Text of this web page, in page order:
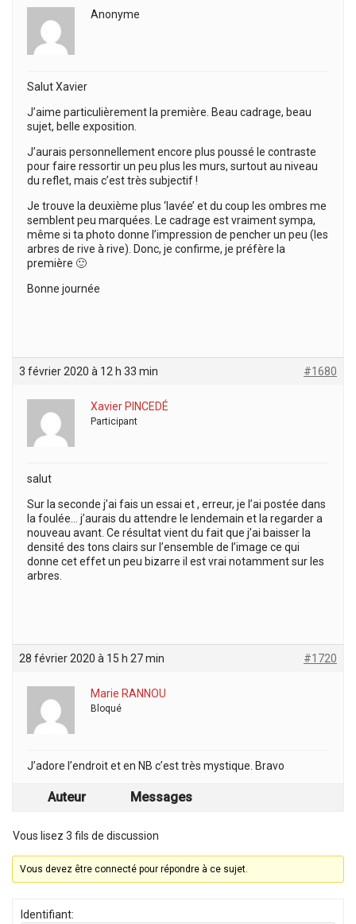
Anonyme
Salut Xavier
J’aime particulièrement la première. Beau cadrage, beau
sujet, belle exposition.
J’aurais personnellement encore plus poussé le contraste
pour faire ressortir un peu plus les murs, surtout au niveau
du reflet, mais c’est très subjectif !
Je trouve la deuxième plus ‘lavée’ et du coup les ombres me
semblent peu marquées. Le cadrage est vraiment sympa,
même si ta photo donne l’impression de pencher un peu (les
arbres de rive à rive). Donc, je confirme, je préfère la
première 🙂
Bonne journée
3 février 2020 à 12 h 33 min #1680
Xavier PINCEDÉ
Participant
salut
Sur la seconde j’ai fais un essai et , erreur, je l’ai postée dans
la foulée… j’aurais du attendre le lendemain et la regarder a
nouveau avant. Ce résultat vient du fait que j’ai baisser la
densité des tons clairs sur l’ensemble de l’image ce qui
donne cet effet un peu bizarre il est vrai notamment sur les
arbres.
28 février 2020 à 15 h 27 min #1720
Marie RANNOU
Bloqué
J’adore l’endroit et en NB c’est très mystique. Bravo
Auteur Messages
Vous lisez 3 fils de discussion
Vous devez être connecté pour répondre à ce sujet.
Identifiant: